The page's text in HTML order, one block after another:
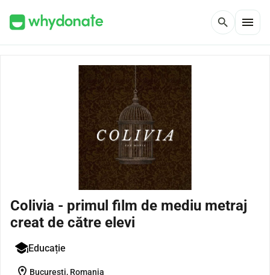
search menu
Colivia - primul film de mediu metraj
creat de către elevi
Educație
location_on București, Romania